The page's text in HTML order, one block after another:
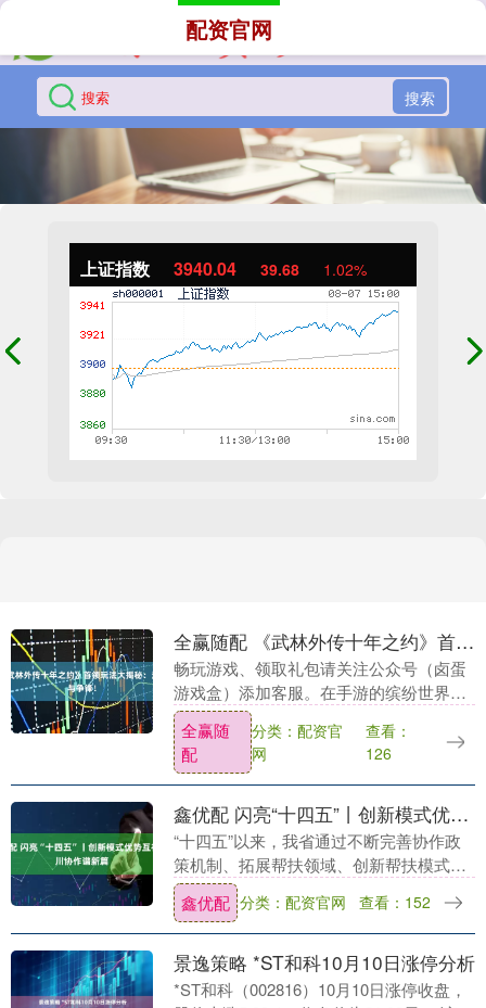
搜索
上证指数 3940.04 39.68 1.02%
配资官网
全赢随配 《武林外传十年之约》首领玩法大揭秘：江湖争霸，谁与争锋！
畅玩游戏、领取礼包请关注公众号（卤蛋
游戏盒）添加客服。在手游的缤纷世界
里，卤蛋游戏盒宛如一座怀旧与传奇交织
的梦幻乐园。它精心搜罗各大传奇游戏，
让热血与激情永不落....
全赢随
配
分类：配资官
网
查看：
126
鑫优配 闪亮“十四五”丨创新模式优势互补 浙川协作谱新篇
“十四五”以来，我省通过不断完善协作政
策机制、拓展帮扶领域、创新帮扶模式，
突出浙江特色元素赋能浙川协作，推动浙
川两省产业互补、观念互通、共同发展。
这里是四川凉....
鑫优配 分类：配资官网 查看：152
景逸策略 *ST和科10月10日涨停分析
*ST和科（002816）10月10日涨停收盘，